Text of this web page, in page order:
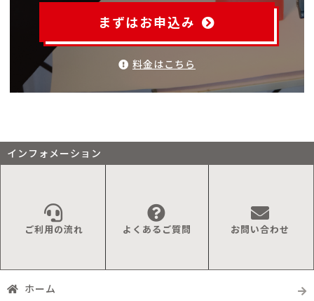
まずはお申込み
料金はこちら
インフォメーション
ご利用の流れ よくあるご質問 お問い合わせ
ホーム